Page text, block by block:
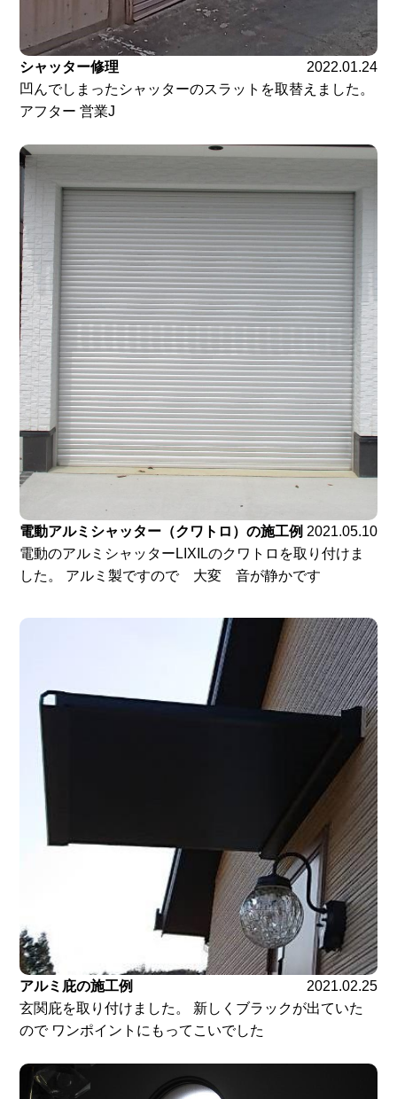
シャッター修理
2022.01.24
凹んでしまったシャッターのスラットを取替えました。
アフター 営業J
電動アルミシャッター（クワトロ）の施工例 2021.05.10
電動のアルミシャッターLIXILのクワトロを取り付けま
した。 アルミ製ですので 大変 音が静かです
アルミ庇の施工例
2021.02.25
玄関庇を取り付けました。 新しくブラックが出ていた
ので ワンポイントにもってこいでした